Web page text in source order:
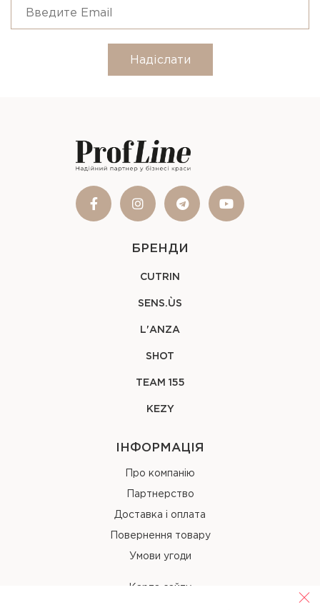
Надіслати
БРЕНДИ
CUTRIN
SENS.ÙS
L'ANZA
SHOT
TEAM 155
KEZY
ІНФОРМАЦІЯ
Про компанію
Партнерство
Доставка і оплата
Повернення товару
Умови угоди
Карта сайту